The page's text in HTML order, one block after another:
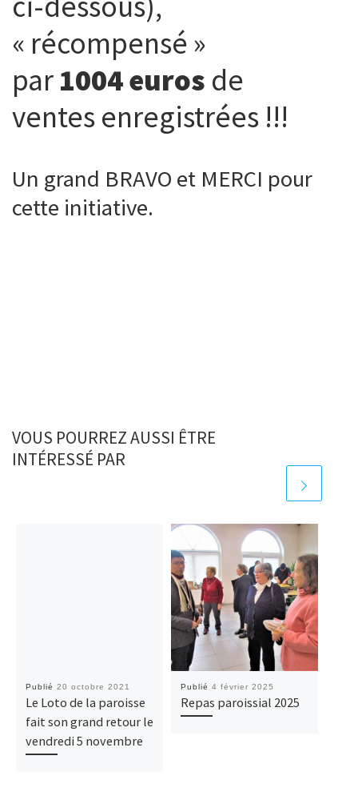
« récompensé »
par1004 euros de
ventes enregistrées !!!
Un grand BRAVO et MERCI pour
cette initiative.
VOUS POURREZ AUSSI ÊTRE
INTÉRESSÉ PAR
Publié 20 octobre 2021
Le Loto de la paroisse
fait son grand retour le
vendredi 5 novembre
Publié 4 février 2025
Repas paroissial 2025